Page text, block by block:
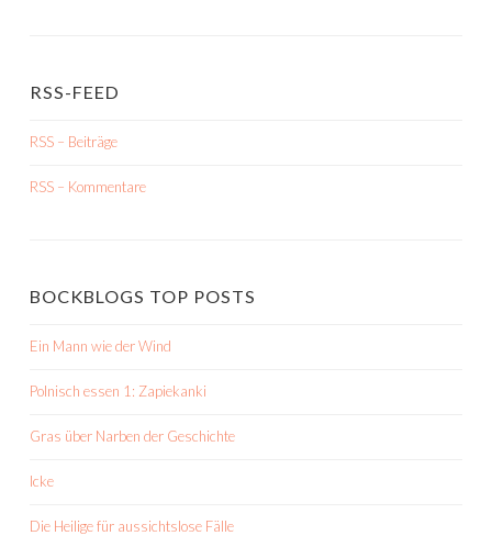
RSS-FEED
RSS – Beiträge
RSS – Kommentare
BOCKBLOGS TOP POSTS
Ein Mann wie der Wind
Polnisch essen 1: Zapiekanki
Gras über Narben der Geschichte
Icke
Die Heilige für aussichtslose Fälle